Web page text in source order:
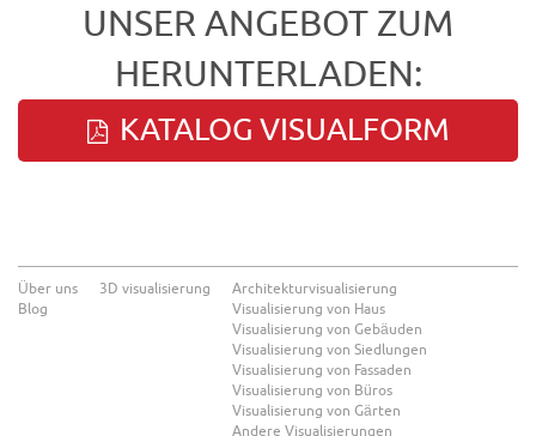
UNSER ANGEBOT ZUM
HERUNTERLADEN:
KATALOG VISUALFORM
Über uns
Blog
3D visualisierung
Architekturvisualisierung
Visualisierung von Haus
Visualisierung von Gebäuden
Visualisierung von Siedlungen
Visualisierung von Fassaden
Visualisierung von Büros
Visualisierung von Gärten
Andere Visualisierungen